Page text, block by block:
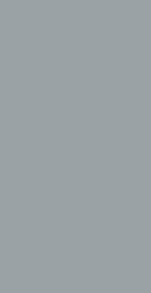
oder juristische Person,
andere Stelle außer der
Verantwortlichen, dem
den Personen, die unter
Verantwortung des
des Auftragsverarbeiters
Daten zu
der betroffenen Person
Fall in informierter
abgegebene
Form einer Erklärung oder